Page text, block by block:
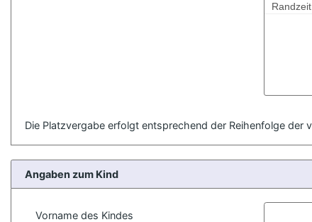
Die Platzvergabe erfolgt entsprechend der Reihenfolge der
Angaben zum Kind
Vorname des Kindes